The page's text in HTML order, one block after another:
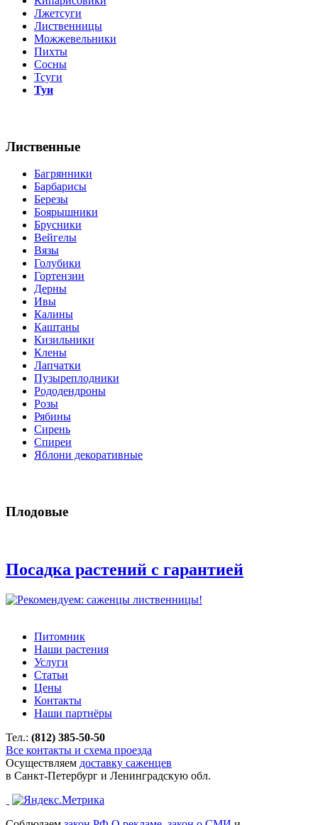
Лжетсуги
Лиственницы
Можжевельники
Пихты
Сосны
Тсуги
Туи
Лиственные
Багрянники
Барбарисы
Березы
Боярышники
Брусники
Вейгелы
Вязы
Голубики
Гортензии
Дерны
Ивы
Калины
Каштаны
Кизильники
Клены
Лапчатки
Пузыреплодники
Рододендроны
Розы
Рябины
Сирень
Спиреи
Яблони декоративные
Плодовые
Посадка растений с гарантией
Питомник
Наши растения
Услуги
Статьи
Цены
Контакты
Наши партнёры
Тел.: (812) 385-50-50
Все контакты и схема проезда
Осуществляем доставку саженцев
в Санкт-Петербург и Ленинградскую обл.